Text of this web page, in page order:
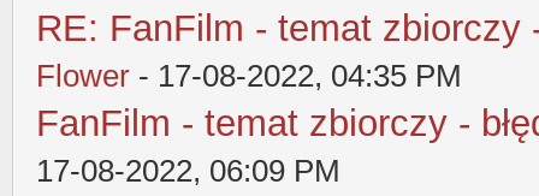
RE: FanFilm - temat zbiorczy
Flower - 17-08-2022, 04:35 PM
FanFilm - temat zbiorczy -
17-08-2022, 06:09 PM